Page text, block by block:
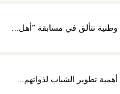
تتألق في مسابقة ”أهل...
تطوير الشباب لذواتهم...